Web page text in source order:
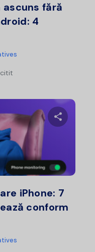
fără
4
iPhone: 7
conform